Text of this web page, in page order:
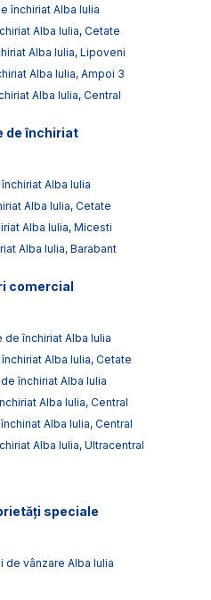
închiriat Alba Iulia
Alba Iulia, Cetate
Alba Iulia, Lipoveni
Alba Iulia, Ampoi 3
Alba Iulia, Central
de închiriat
Alba Iulia
Alba Iulia, Cetate
Alba Iulia, Micesti
Alba Iulia, Barabant
comercial
închiriat Alba Iulia
Alba Iulia, Cetate
închiriat Alba Iulia
Alba Iulia, Central
Alba Iulia, Central
Alba Iulia, Ultracentral
speciale
de vânzare Alba Iulia